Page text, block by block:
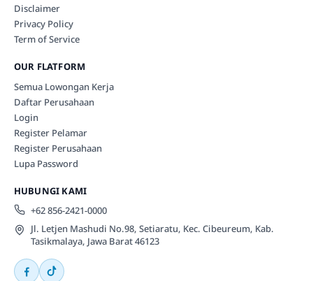
Disclaimer
Privacy Policy
Term of Service
OUR FLATFORM
Semua Lowongan Kerja
Daftar Perusahaan
Login
Register Pelamar
Register Perusahaan
Lupa Password
HUBUNGI KAMI
+62 856-2421-0000
Jl. Letjen Mashudi No.98, Setiaratu, Kec. Cibeureum, Kab.
Tasikmalaya, Jawa Barat 46123